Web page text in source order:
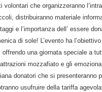
volontari che organizzeranno
distribuiranno materiale
e l’importanza dell’ essere
di sole! L’evento ha
una giornata speciale a
mozzafiato e gli
donatori che si presenteranno
usufruire della tariffa